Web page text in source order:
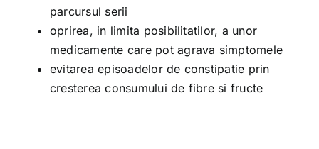
parcursul serii
oprirea, in limita posibilitatilor, a unor
medicamente care pot agrava simptomele
evitarea episoadelor de constipatie prin
cresterea consumului de fibre si fructe